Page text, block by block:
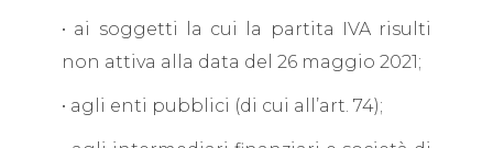
• ai soggetti la cui la partita IVA risulti
non attiva alla data del 26 maggio 2021;
• agli enti pubblici (di cui all’art. 74);